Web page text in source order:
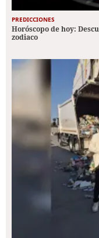
PREDICCIONES
Horóscopo de hoy:
zodiaco